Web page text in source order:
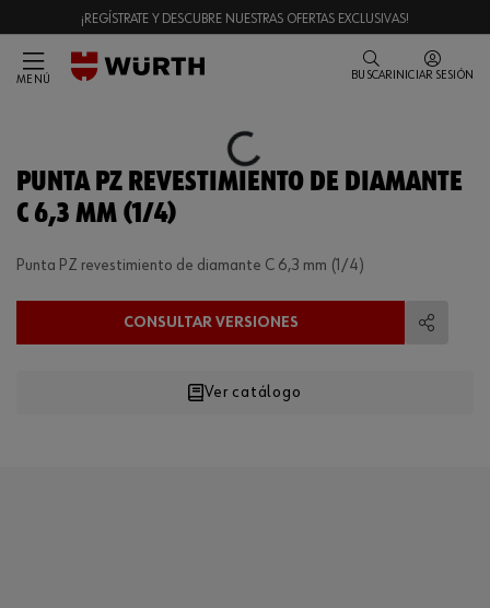
¡REGÍSTRATE Y DESCUBRE NUESTRAS OFERTAS EXCLUSIVAS!
MENÚ BUSCAR INICIAR SESIÓN
Loading...
PUNTA PZ REVESTIMIENTO DE DIAMANTE
C 6,3 MM (1/4)
Punta PZ revestimiento de diamante C 6,3 mm (1/4)
CONSULTAR VERSIONES
Ver catálogo